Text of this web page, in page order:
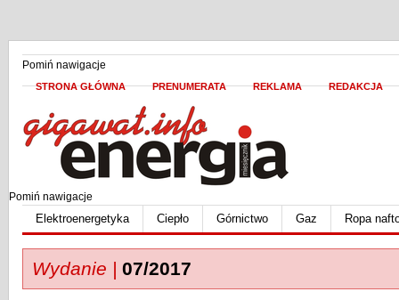
Pomiń nawigacje
STRONA GŁÓWNA PRENUMERATA REKLAMA REDAKCJA
Pomiń nawigacje
Elektroenergetyka Ciepło Górnictwo Gaz Ropa
Wydanie | 07/2017